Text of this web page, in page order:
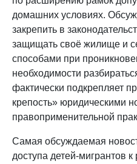
домашних условиях.
закрепить в
защищать своё жилище и
способами при
необходимости
фактически подкрепляет
крепость» юридическими
правоприменительной
Самая обсуждаемая
доступа детей-мигрантов